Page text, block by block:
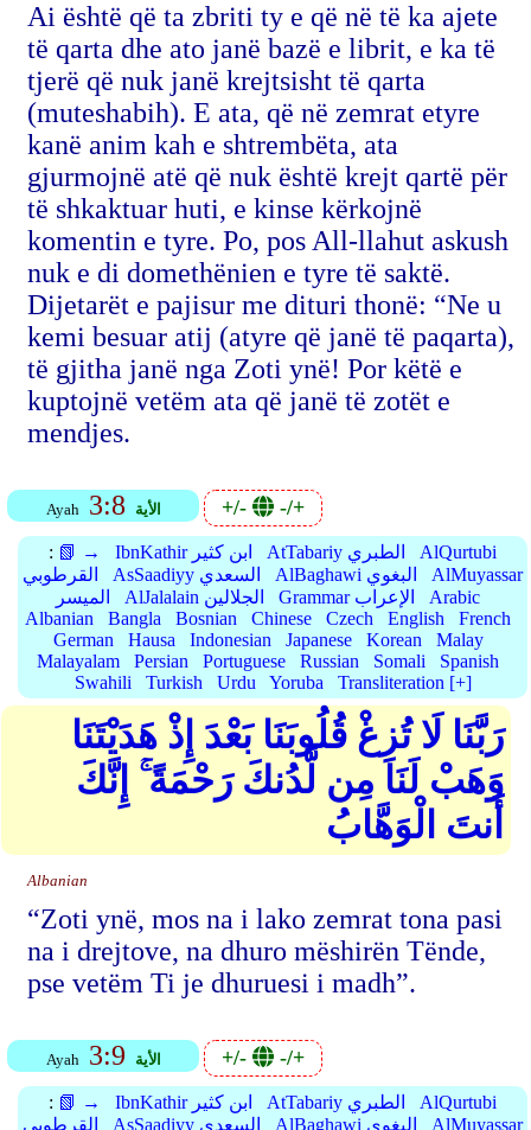
Ai është që ta zbriti ty e që në të ka ajete
të qarta dhe ato janë bazë e librit, e ka të
tjerë që nuk janë krejtsisht të qarta
(muteshabih). E ata, që në zemrat etyre
kanë anim kah e shtrembëta, ata
gjurmojnë atë që nuk është krejt qartë për
të shkaktuar huti, e kinse kërkojnë
komentin e tyre. Po, pos All-llahut askush
nuk e di domethënien e tyre të saktë.
Dijetarët e pajisur me dituri thonë: “Ne u
kemi besuar atij (atyre që janë të paqarta),
të gjitha janë nga Zoti ynë! Por këtë e
kuptojnë vetëm ata që janë të zotët e
mendjes.
Ayah 3:8 الأية +/- -/+
: 📗 → IbnKathir ابن كثير AtTabariy الطبري
AlQurtubi
القرطوبي
AsSaadiyy السعدي AlBaghawi البغوي
AlMuyassar
الميسر
AlJalalain الجلالين Grammar الإعراب
Arabic
Albanian
Bangla Bosnian Chinese Czech English
French
German
Hausa Indonesian Japanese Korean
Malay
Malayalam
Persian Portuguese Russian Somali
Spanish
Swahili
Turkish Urdu Yoruba Transliteration [+]
رَبَّنَا لَا تُزِغْ قُلُوبَنَا بَعْدَ إِذْ هَدَيْتَنَا
وَهَبْ لَنَا مِن لَّدُنكَ رَحْمَةً ۚ إِنَّكَ
أَنتَ الْوَهَّابُ
Albanian
“Zoti ynë, mos na i lako zemrat tona pasi
na i drejtove, na dhuro mëshirën Tënde,
pse vetëm Ti je dhuruesi i madh”.
Ayah 3:9 الأية +/- -/+
: 📗 → IbnKathir ابن كثير AtTabariy الطبري
AlQurtubi
القرطوبي
AsSaadiyy السعدي AlBaghawi البغوي
AlMuyassar